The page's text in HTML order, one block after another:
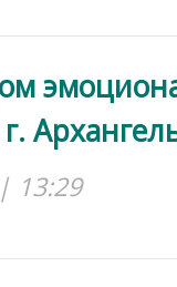
13:29